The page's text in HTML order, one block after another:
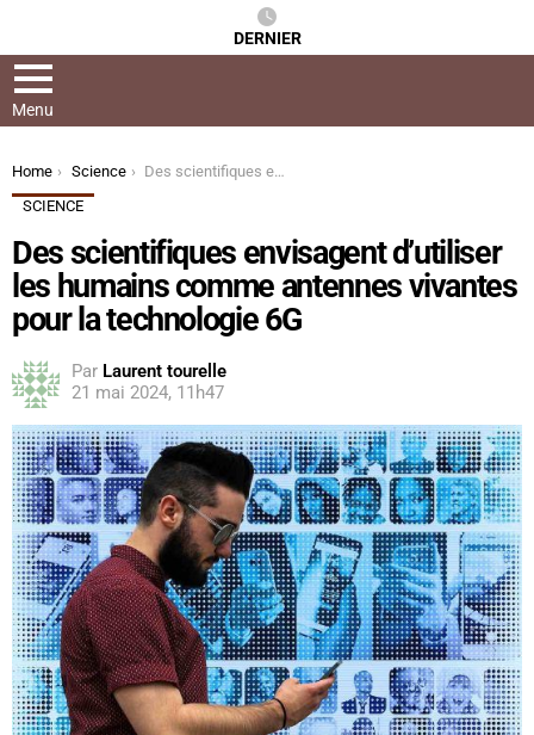
DERNIER
Menu
You are here:
Home Science
Des scientifiques envisagent d’utiliser les humains comme antennes vivantes pour la technologie 6G
SCIENCE
Des scientifiques envisagent d’utiliser
les humains comme antennes vivantes
pour la technologie 6G
Par Laurent tourelle
21 mai 2024, 11h47